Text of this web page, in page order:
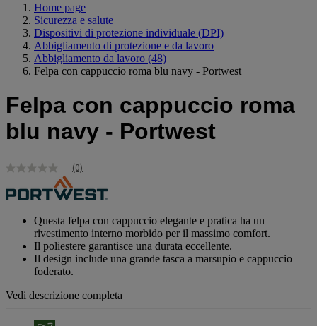
Home page
Sicurezza e salute
Dispositivi di protezione individuale (DPI)
Abbigliamento di protezione e da lavoro
Abbigliamento da lavoro (48)
Felpa con cappuccio roma blu navy - Portwest
Felpa con cappuccio roma
blu navy - Portwest
Nessuna
valutazione
Stesso
pagina.
(0)
Questa felpa con cappuccio elegante e pratica ha un
rivestimento interno morbido per il massimo comfort.
Il poliestere garantisce una durata eccellente.
Il design include una grande tasca a marsupio e cappuccio
foderato.
Vedi descrizione completa